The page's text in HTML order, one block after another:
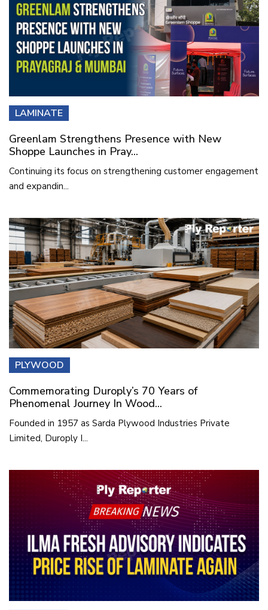
LAMINATE
Greenlam Strengthens Presence with New
Shoppe Launches in Pray...
Continuing its focus on strengthening customer engagement
and expandin...
PLYWOOD
Commemorating Duroply’s 70 Years of
Phenomenal Journey In Wood...
Founded in 1957 as Sarda Plywood Industries Private
Limited, Duroply I...